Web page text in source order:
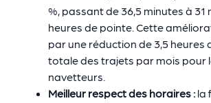
%, passant de 36,5 minutes à 31
heures de pointe. Cette
par une réduction de 3,5 heures
totale des trajets par mois pour
navetteurs.
Meilleur respect des horaires :la